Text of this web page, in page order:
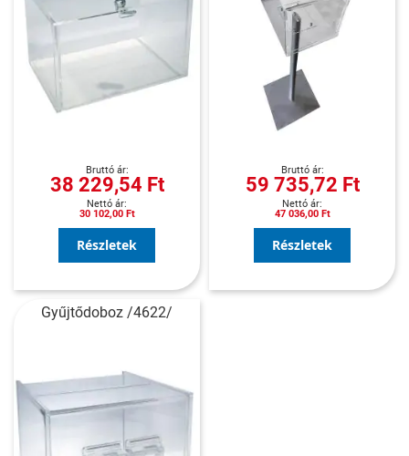
38 229,54 Ft
30 102,00 Ft
Részletek
59 735,72 Ft
47 036,00 Ft
Részletek
Gyűjtődoboz /4622/